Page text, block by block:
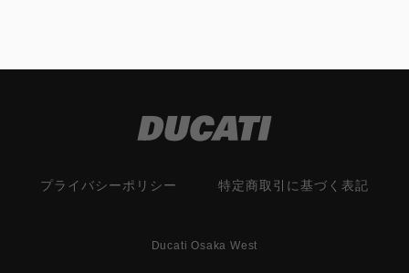
プライバシーポリシー 特定商取引に基づく表記
Ducati Osaka West